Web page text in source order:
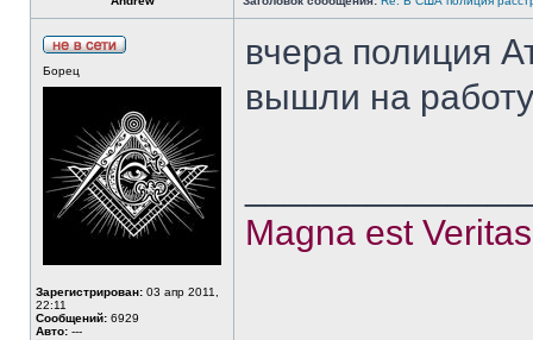
Борец
Зарегистрирован: 03 апр 2011,
22:11
Сообщений: 6929
Авто: ---
вчера полиция
вышли на
Magna est